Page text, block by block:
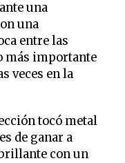
una
una
entre las
más importante
veces en la
tocó metal
de ganar a
con un